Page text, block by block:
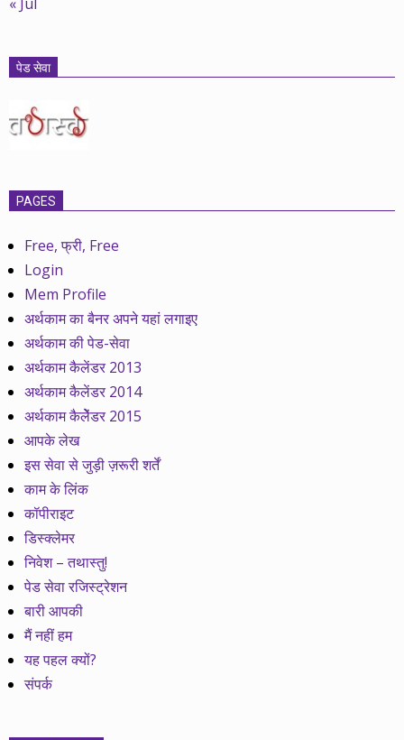
पेड सेवा
PAGES
Free, फ्री, Free
Login
Mem Profile
अर्थकाम का बैनर अपने यहां लगाइए
अर्थकाम की पेड-सेवा
अर्थकाम कैलेंडर 2013
अर्थकाम कैलेंडर 2014
अर्थकाम कैलेेंडर 2015
आपके लेख
इस सेवा से जुड़ी ज़रूरी शर्तें
काम के लिंक
कॉपीराइट
डिस्क्लेमर
निवेश – तथास्तु!
पेड सेवा रजिस्ट्रेशन
बारी आपकी
मैं नहीं हम
यह पहल क्यों?
संपर्क